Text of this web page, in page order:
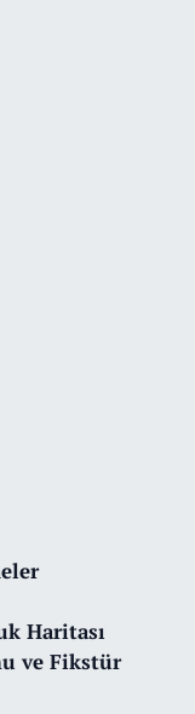
Haritası
ve Fikstür